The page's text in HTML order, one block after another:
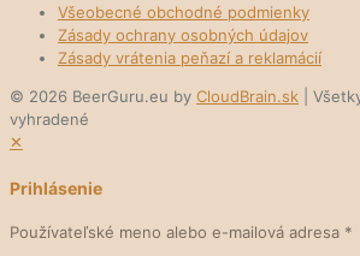
Všeobecné obchodné podmienky
Zásady ochrany osobných údajov
Zásady vrátenia peňazí a reklamácií
© 2026 BeerGuru.eu by CloudBrain.sk |
vyhradené
✕
Prihlásenie
Používateľské meno alebo e-mailová adresa *